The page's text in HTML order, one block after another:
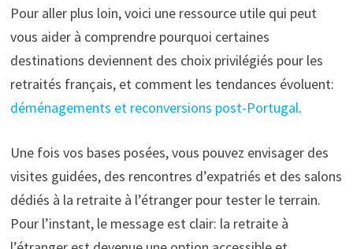
Pour aller plus loin, voici une ressource utile qui peut
vous aider à comprendre pourquoi certaines
destinations deviennent des choix privilégiés pour les
retraités français, et comment les tendances évoluent:
déménagements et reconversions post-Portugal.
Une fois vos bases posées, vous pouvez envisager des
visites guidées, des rencontres d’expatriés et des salons
dédiés à la retraite à l’étranger pour tester le terrain.
Pour l’instant, le message est clair: la retraite à